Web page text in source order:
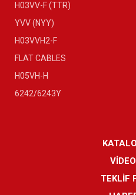
H03VV-F (TTR)
YVV (NYY)
H03VVH2-F
FLAT CABLES
H05VH-H
6242/6243Y
TEKLİF